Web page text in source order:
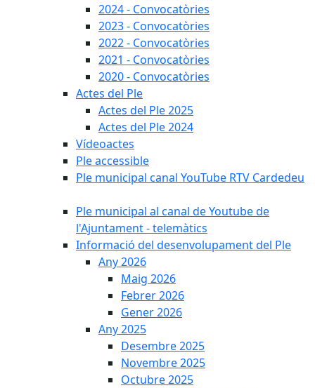
2024 - Convocatòries
2023 - Convocatòries
2022 - Convocatòries
2021 - Convocatòries
2020 - Convocatòries
Actes del Ple
Actes del Ple 2025
Actes del Ple 2024
Vídeoactes
Ple accessible
Ple municipal canal YouTube RTV Cardedeu
Ple municipal al canal de Youtube de
l'Ajuntament - telemàtics
Informació del desenvolupament del Ple
Any 2026
Maig 2026
Febrer 2026
Gener 2026
Any 2025
Desembre 2025
Novembre 2025
Octubre 2025